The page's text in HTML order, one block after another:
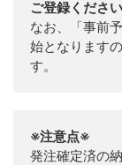
ご登録ください
なお、「事前
始となります
す。
※注意点※
発注確定済の